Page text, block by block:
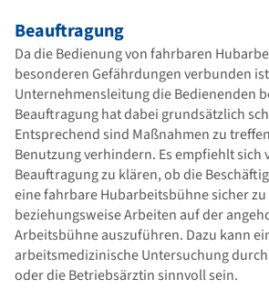
Beauftragung
Da die Bedienung von fahrbaren
besonderen Gefährdungen verbunden
Unternehmensleitung die Bedienenden
Beauftragung hat dabei grundsätzlich
Entsprechend sind Maßnahmen zu
Benutzung verhindern. Es empfiehlt sich
Beauftragung zu klären, ob die
eine fahrbare Hubarbeitsbühne sicher
beziehungsweise Arbeiten auf der
Arbeitsbühne auszuführen. Dazu kann
arbeitsmedizinische Untersuchung
oder die Betriebsärztin sinnvoll sein.